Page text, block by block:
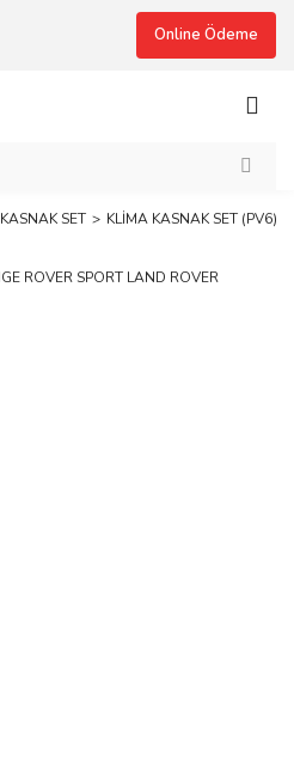
Online Ödeme
KASNAK SET KLİMA KASNAK SET (PV6)